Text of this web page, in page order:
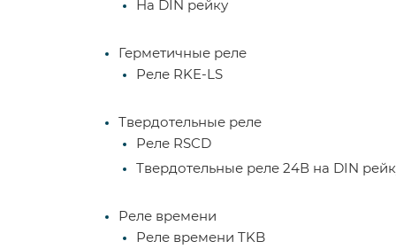
На DIN рейку
Герметичные реле
Реле RKE-LS
Твердотельные реле
Реле RSCD
Твердотельные реле 24В на DIN
Реле времени
Реле времени TKB